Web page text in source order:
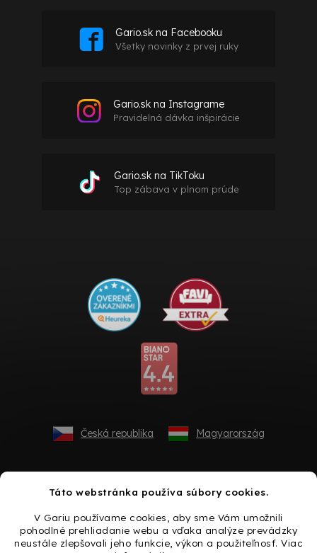
Táto webstránka používa súbory cookies.
V Gariu používame cookies, aby sme Vám umožnili
pohodlné prehliadanie webu a vďaka analýze prevádzky
neustále zlepšovali jeho funkcie, výkon a použiteľnosť. Viac
Gario.sk na Facebooku
Všetky novinky z prvej ruky
Gario.sk na Instagrame
Pravidelná dávka inšpirácie
Gario.sk na TikToku
Top zábava v plnom prúde
Česká republika Magyarország